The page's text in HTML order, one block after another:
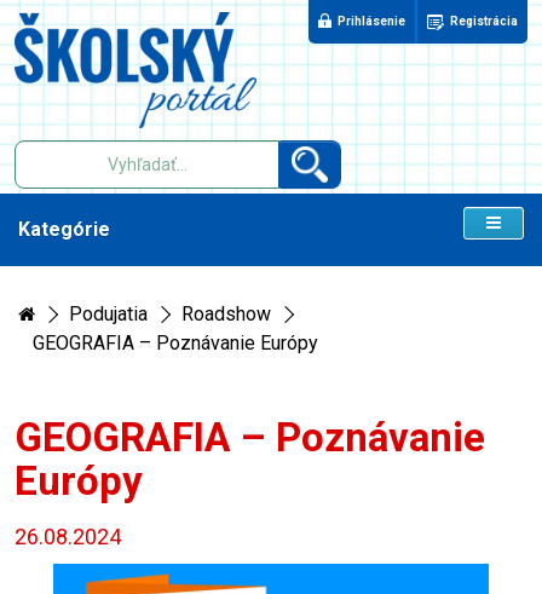
Prihlásenie Registrácia
Kategórie
Podujatia
Roadshow
GEOGRAFIA – Poznávanie Európy
GEOGRAFIA – Poznávanie
Európy
26.08.2024